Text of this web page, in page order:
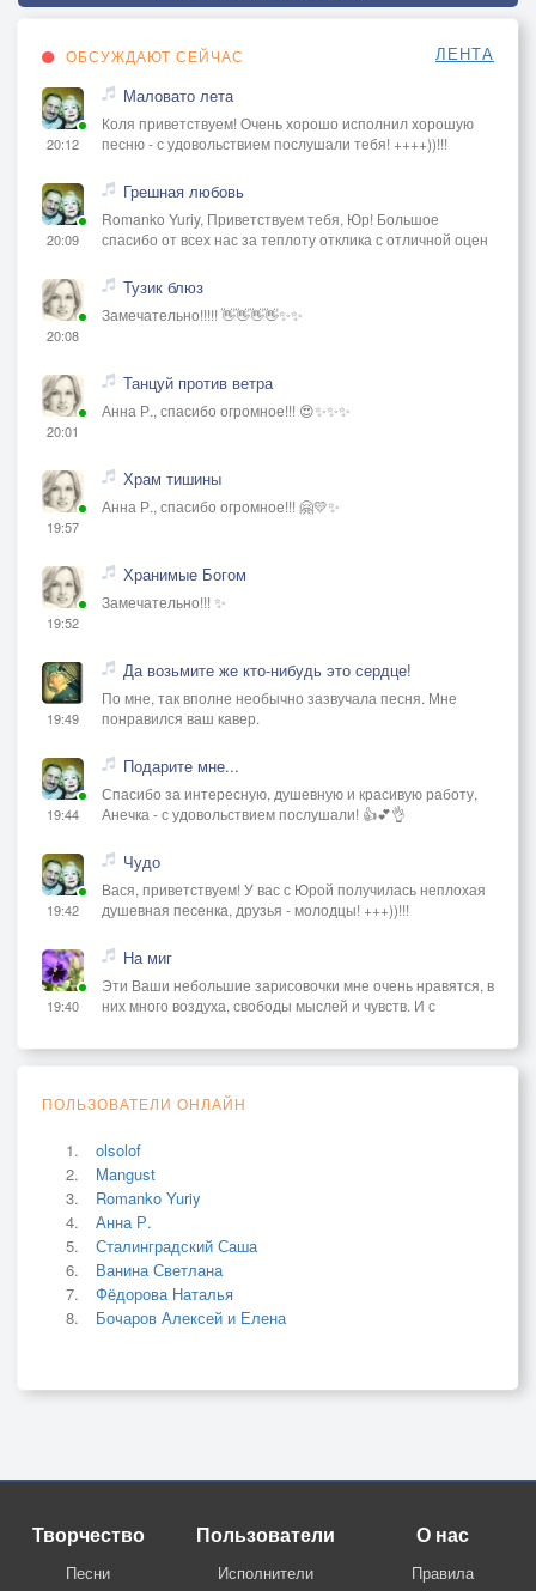
ОБСУЖДАЮТ СЕЙЧАС ЛЕНТА
20:12
Маловато лета
Коля приветствуем! Очень хорошо исполнил хорошую
песню - с удовольствием послушали тебя! ++++))!!!
20:09
Грешная любовь
Romanko Yuriy, Приветствуем тебя, Юр! Большое
спасибо от всех нас за теплоту отклика с отличной оцен
20:08
Тузик блюз
Замечательно!!!!! 👋👋👋👋✨✨
20:01
Танцуй против ветра
Анна Р., спасибо огромное!!! 😍✨✨✨
19:57
Храм тишины
Анна Р., спасибо огромное!!! 🤗💛✨
19:52
Хранимые Богом
Замечательно!!! ✨
19:49
Да возьмите же кто-нибудь это сердце!
По мне, так вполне необычно зазвучала песня. Мне
понравился ваш кавер.
19:44
Подарите мне...
Спасибо за интересную, душевную и красивую работу,
Анечка - с удовольствием послушали! 👍💕👌
19:42
Чудо
Вася, приветствуем! У вас с Юрой получилась неплохая
душевная песенка, друзья - молодцы! +++))!!!
19:40
На миг
Эти Ваши небольшие зарисовочки мне очень нравятся, в
них много воздуха, свободы мыслей и чувств. И с
ПОЛЬЗОВАТЕЛИ ОНЛАЙН
olsolof
Mangust
Romanko Yuriy
Анна Р.
Сталинградский Саша
Ванина Светлана
Фёдорова Наталья
Бочаров Алексей и Елена
Творчество
Песни
Пользователи
Исполнители
О нас
Правила